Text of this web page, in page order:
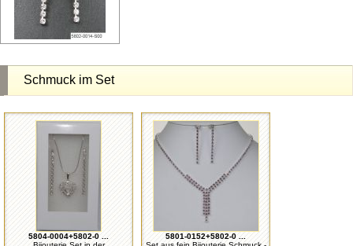
Schmuck im Set
5804-0004+5802-0 ...
5801-0152+5802-0 ...